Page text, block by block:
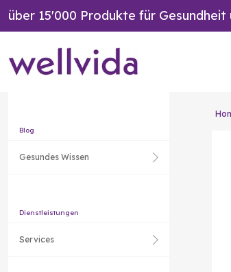
über 15'000 Produkte für Gesundheit
Blog
Gesundes Wissen
Dienstleistungen
Services